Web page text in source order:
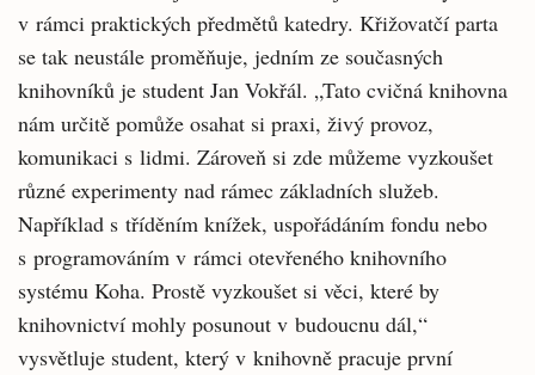
v rámci praktických předmětů katedry. Křižovatčí parta
se tak neustále proměňuje, jedním ze současných
knihovníků je student Jan Vokřál. „Tato cvičná knihovna
nám určitě pomůže osahat si praxi, živý provoz,
komunikaci s lidmi. Zároveň si zde můžeme vyzkoušet
různé experimenty nad rámec základních služeb.
Například s tříděním knížek, uspořádáním fondu nebo
s programováním v rámci otevřeného knihovního
systému Koha. Prostě vyzkoušet si věci, které by
knihovnictví mohly posunout v budoucnu dál,“
vysvětluje student, který v knihovně pracuje první